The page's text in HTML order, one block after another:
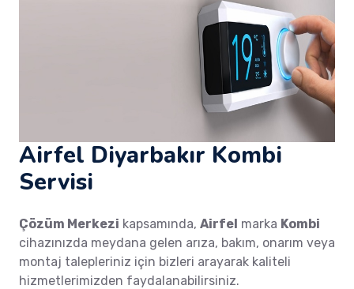
Airfel Diyarbakır Kombi
Servisi
Çözüm Merkezi kapsamında, Airfel marka Kombi
cihazınızda meydana gelen arıza, bakım, onarım veya
montaj talepleriniz için bizleri arayarak kaliteli
hizmetlerimizden faydalanabilirsiniz.